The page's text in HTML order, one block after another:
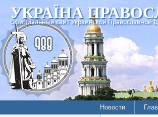
УКРАЇНА
Официальный сайт Украинской Православной
Новости